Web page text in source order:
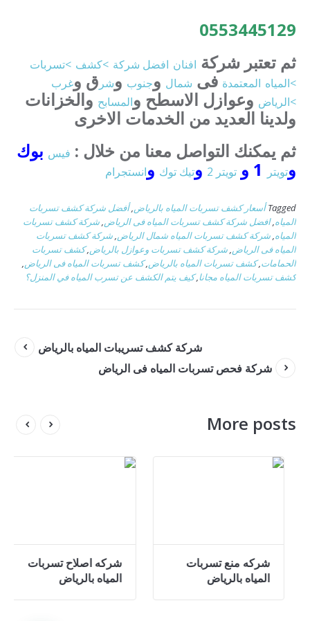
0553445129
ثم تعتبر شركة افنان افضل شركة >كشف >تسربات
>المياه المعتمدةفى شمال وجنوب وشر ق وغرب
>الرياض وعوازل الاسطح والمسابح والخزانات
ولدينا العديد من الخدمات الاخرى
ثم يمكنك التواصل معنا من خلال : فيس بوك
وتويتر تويتر 2 وتيك توك وانستجرام
Tagged أسعار كشف تسربات المياه بالرياض,أفضل شركة كشف تسربات
المياه,افضل شركة كشف تسربات المياه فى الرياض,شركة كشف تسربات
المياه,شركة كشف تسربات المياه شمال الرياض,شركة كشف تسربات
المياه فى الرياض,شركة كشف تسربات وعوازل بالرياض,كشف تسربات
الحمامات,كشف تسربات المياه بالرياض,كشف تسربات المياه فى الرياض,
كشف تسربات المياه مجانا,كيف يتم الكشف عن تسرب المياه في المنزل؟
شركة كشف تسريبات المياه بالرياض
شركة فحص تسربات المياه فى الرياض
More posts
شركه منع تسربات
المياه بالرياض
فحص تسربات
بالرياض